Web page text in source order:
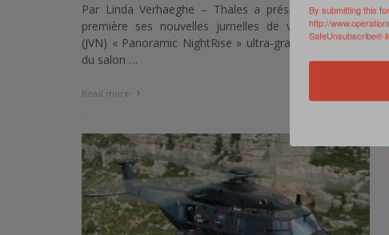
Par Linda Verhaeghe – Thales a présenté en avant-
première ses nouvelles jumelles de vision nocturne
(JVN) « Panoramic NightRise » ultra-grand champ, lors
du salon …
Read more
By submitting this
http://
SafeUnsubscribe®